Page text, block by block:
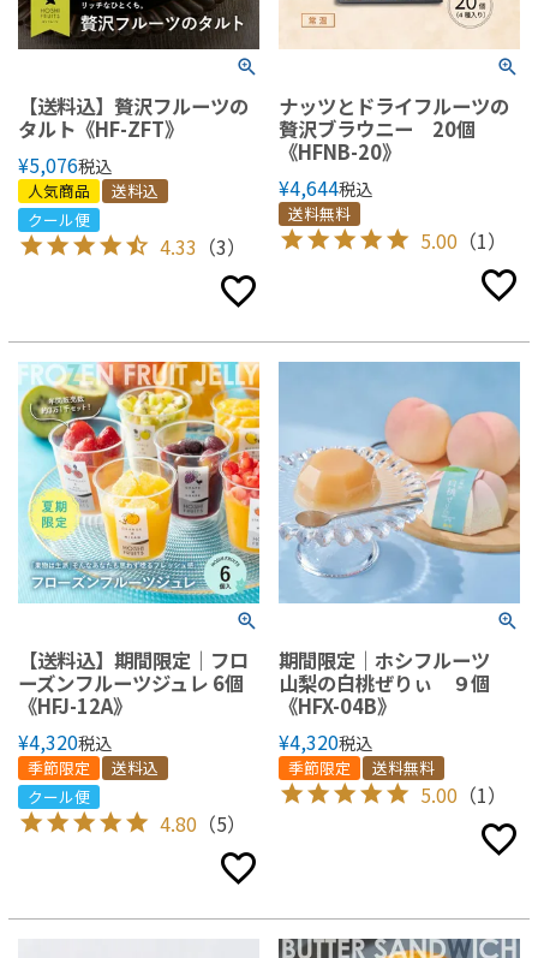
【送料込】贅沢フルーツの
タルト《HF-ZFT》
¥5,076税込
人気商品
送料込
クール便
4.33 （3）
ナッツとドライフルーツの
贅沢ブラウニー 20個
《HFNB-20》
¥4,644税込
送料無料
5.00 （1）
【送料込】期間限定｜フロ
ーズンフルーツジュレ 6個
《HFJ-12A》
¥4,320税込
季節限定
送料込
クール便
4.80 （5）
期間限定｜ホシフルーツ
山梨の白桃ぜりぃ ９個
《HFX-04B》
¥4,320税込
季節限定 送料無料
5.00 （1）